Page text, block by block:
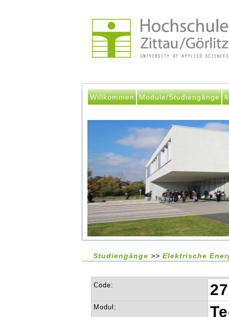
Willkommen Module/Studiengänge
Studiengänge >>Elektrische
Code:
Modul: